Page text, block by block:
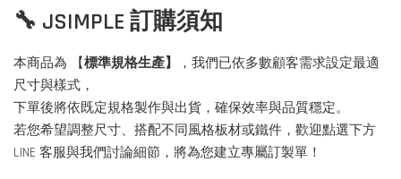
🔧 JSIMPLE 訂購須知
本商品為 【標準規格生產】
，我們已依多數顧客需求設定最適
尺寸與樣式，
下單後將依既定規格製作與出貨，確保效率與品質穩定。
若您希望調整尺寸、搭配不同風格板材或鐵件，歡迎點選下方
LINE 客服與我們討論細節，將為您建立專屬訂製單！